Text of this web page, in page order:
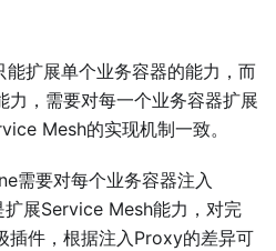
扩展单个业务容器的能力，而
力，需要对每一个业务容器扩展
Mesh的实现机制一致。
需要对每个业务容器注入
展Service Mesh能力，对完
插件，根据注入Proxy的差异可